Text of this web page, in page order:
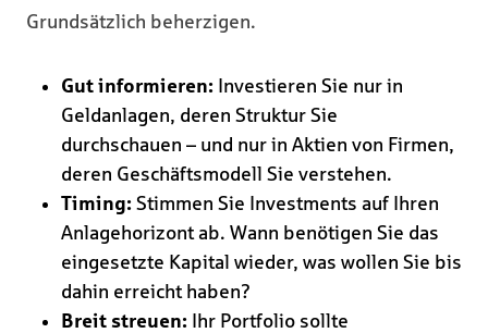
Grundsätzlich beherzigen.
Gut informieren: Investieren Sie nur in
Geldanlagen, deren Struktur Sie
durchschauen – und nur in Aktien von Firmen,
deren Geschäftsmodell Sie verstehen.
Timing: Stimmen Sie Investments auf Ihren
Anlagehorizont ab. Wann benötigen Sie das
eingesetzte Kapital wieder, was wollen Sie bis
dahin erreicht haben?
Breit streuen: Ihr Portfolio sollte